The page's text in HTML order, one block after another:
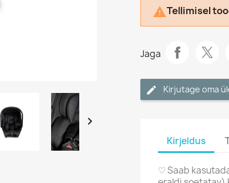

Tellimisel
Jaga
Kirjutage oma
Kirjeldus
♡ Saab